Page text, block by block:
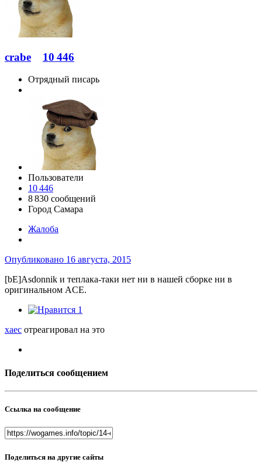
crabe 10 446
Отрядный писарь
Пользователи
10 446
8 830 сообщений
Город Самара
Жалоба
Опубликовано 16 августа, 2015
[bE]Asdonnik и теплака-таки нет ни в нашей сборке ни в
оригинальном ACE.
1
xaec отреагировал на это
Поделиться сообщением
Ссылка на сообщение
Поделиться на другие сайты